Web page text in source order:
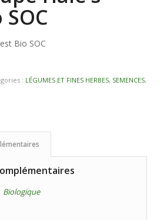
Bio SOC
: LÉGUMES ET FINES HERBES, SEMENCES,
Biologique